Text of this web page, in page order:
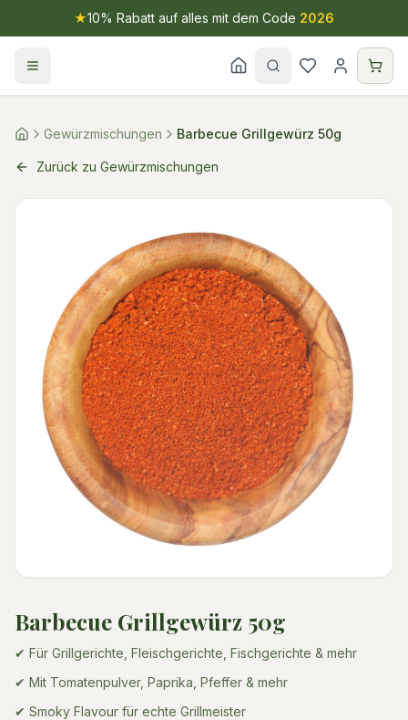
★10% Rabatt auf alles mit dem Code 2026
Gewürzmischungen Barbecue Grillgewürz 50g
Zurück zu Gewürzmischungen
Barbecue Grillgewürz 50g
✔ Für Grillgerichte, Fleischgerichte, Fischgerichte & mehr
✔ Mit Tomatenpulver, Paprika, Pfeffer & mehr
✔ Smoky Flavour für echte Grillmeister